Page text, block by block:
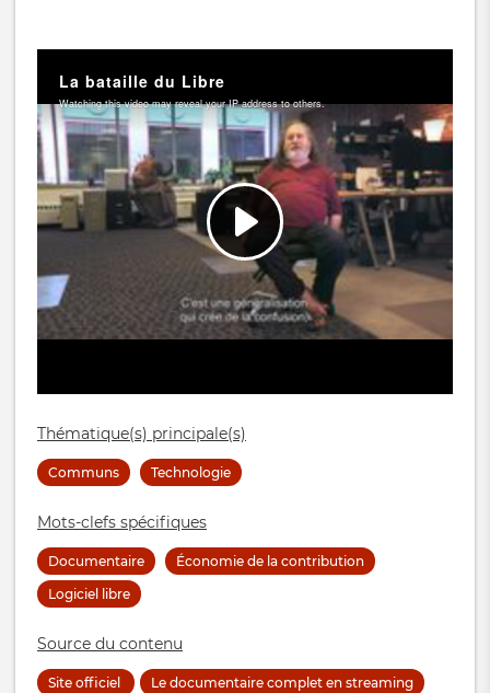
Thématique(s) principale(s)
Communs Technologie
Mots-clefs spécifiques
Documentaire
Économie de la contribution
Logiciel libre
Source du contenu
Site officiel Le documentaire complet en streaming